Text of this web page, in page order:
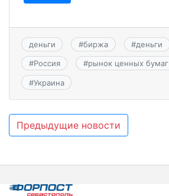
деньги #биржа #деньги
#Россия #рынок ценных бумаг
#Украина
Навигация
записям
Предыдущие новости